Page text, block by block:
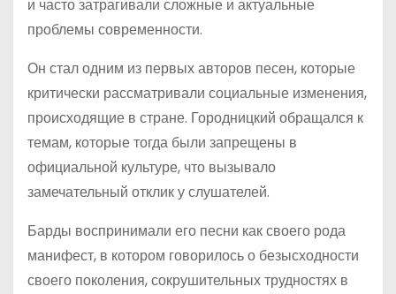
и часто затрагивали сложные и актуальные
проблемы современности.
Он стал одним из первых авторов песен, которые
критически рассматривали социальные изменения,
происходящие в стране. Городницкий обращался к
темам, которые тогда были запрещены в
официальной культуре, что вызывало
замечательный отклик у слушателей.
Барды воспринимали его песни как своего рода
манифест, в котором говорилось о безысходности
своего поколения, сокрушительных трудностях в